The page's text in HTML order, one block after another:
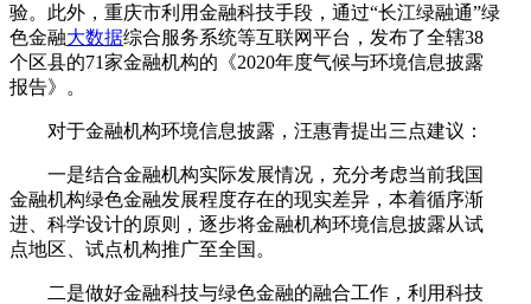
验。此外，重庆市利用金融科技手段，通过“长江绿融通”绿
色金融大数据综合服务系统等互联网平台，发布了全辖38
个区县的71家金融机构的《2020年度气候与环境信息披露
报告》。
对于金融机构环境信息披露，汪惠青提出三点建议：
一是结合金融机构实际发展情况，充分考虑当前我国
金融机构绿色金融发展程度存在的现实差异，本着循序渐
进、科学设计的原则，逐步将金融机构环境信息披露从试
点地区、试点机构推广至全国。
二是做好金融科技与绿色金融的融合工作，利用科技